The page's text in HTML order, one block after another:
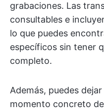
grabaciones. Las
consultables e
lo que puedes
específicos sin tener
completo.
Además, puedes
momento concreto